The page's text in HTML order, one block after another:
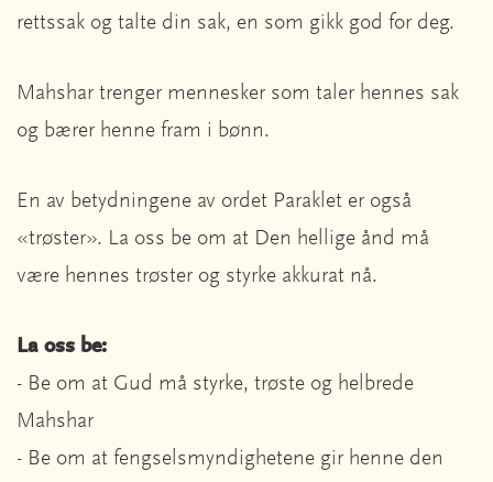
rettssak og talte din sak, en som gikk god for deg.
Mahshar trenger mennesker som taler hennes sak
og bærer henne fram i bønn.
En av betydningene av ordet Paraklet er også
«trøster». La oss be om at Den hellige ånd må
være hennes trøster og styrke akkurat nå.
La oss be:
- Be om at Gud må styrke, trøste og helbrede
Mahshar
- Be om at fengselsmyndighetene gir henne den